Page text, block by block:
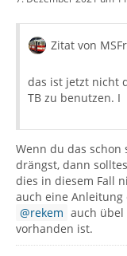
Zitat von
das ist jetzt nicht
TB zu benutzen. I
Wenn du das
drängst, dann
dies in diesem Fall
auch eine Anleitung
rekem auch übel
vorhanden ist.